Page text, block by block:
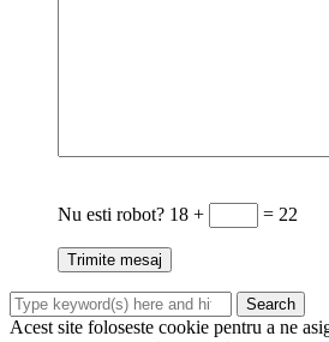
Nu esti robot? 18 + = 22
Acest site foloseste cookie pentru a ne